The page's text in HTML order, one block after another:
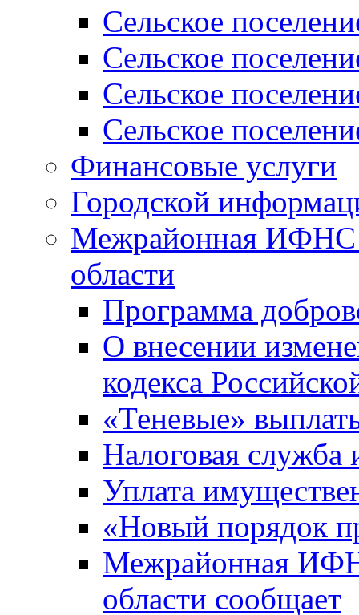
Сельское
Сельское
Сельское
Сельское
Финансовые услуги
Городской
Межрайонная ИФНС
области
Программа
О внесении
кодекса
«Теневые»
Налоговая служба
Уплата
«Новый порядок
Межрайонная
области сообщает